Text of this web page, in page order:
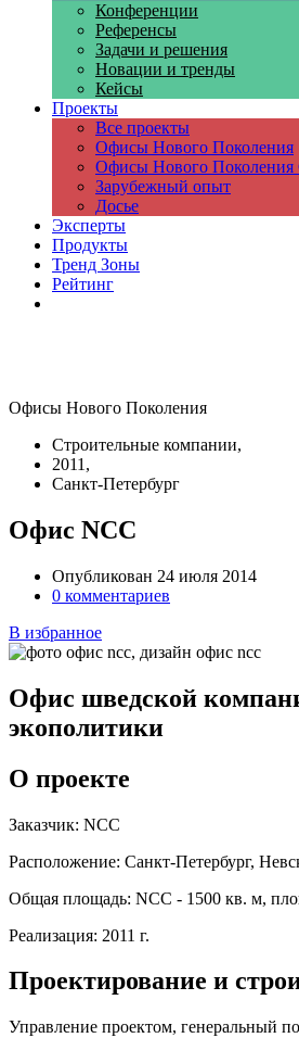
Конференции
Референсы
Задачи и решения
Новации и тренды
Кейсы
Проекты
Все проекты
Офисы Нового Поколения
Офисы Нового
Зарубежный опыт
Досье
Эксперты
Продукты
Тренд Зоны
Рейтинг
Офисы Нового Поколения
Строительные компании,
2011,
Санкт-Петербург
Офис NCC
Опубликован 24 июля 2014
0 комментариев
В избранное
Офис шведской
экополитики
О проекте
Заказчик: NCC
Расположение: Санкт-Петербург,
Общая площадь: NCC - 1500 кв. м,
Реализация: 2011 г.
Проектирование и
Управление проектом, генеральный